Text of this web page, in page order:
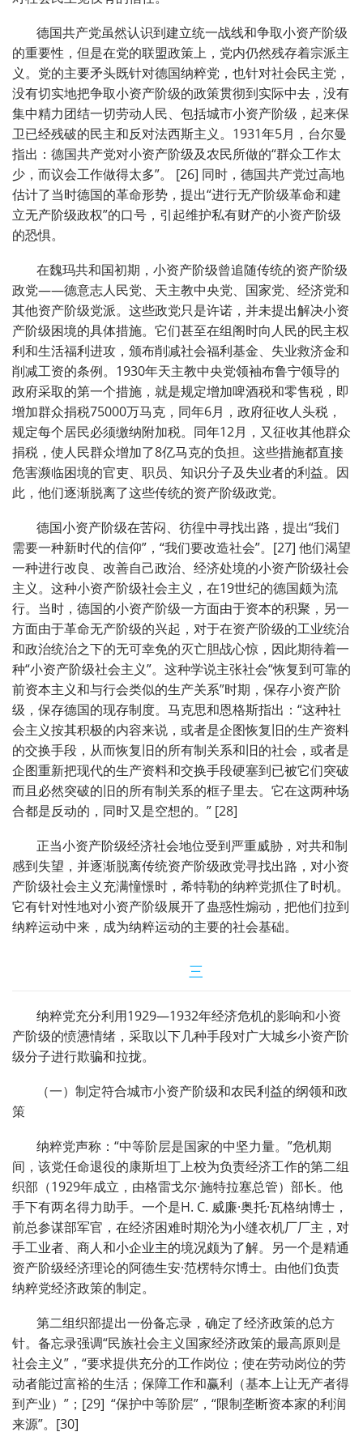
德国共产党虽然认识到建立统一战线和争取小资产阶级
的重要性，但是在党的联盟政策上，党内仍然残存着宗派主
义。党的主要矛头既针对德国纳粹党，也针对社会民主党，
没有切实地把争取小资产阶级的政策贯彻到实际中去，没有
集中精力团结一切劳动人民、包括城市小资产阶级，起来保
卫已经残破的民主和反对法西斯主义。1931年5月，台尔曼
指出：德国共产党对小资产阶级及农民所做的“群众工作太
少，而议会工作做得太多”。 [26] 同时，德国共产党过高地
估计了当时德国的革命形势，提出“进行无产阶级革命和建
立无产阶级政权”的口号，引起维护私有财产的小资产阶级
的恐惧。
在魏玛共和国初期，小资产阶级曾追随传统的资产阶级
政党——德意志人民党、天主教中央党、国家党、经济党和
其他资产阶级党派。这些政党只是许诺，并未提出解决小资
产阶级困境的具体措施。它们甚至在组阁时向人民的民主权
利和生活福利进攻，颁布削减社会福利基金、失业救济金和
削减工资的条例。1930年天主教中央党领袖布鲁宁领导的
政府采取的第一个措施，就是规定增加啤酒税和零售税，即
增加群众捐税75000万马克，同年6月，政府征收人头税，
规定每个居民必须缴纳附加税。同年12月，又征收其他群众
捐税，使人民群众增加了8亿马克的负担。这些措施都直接
危害濒临困境的官吏、职员、知识分子及失业者的利益。因
此，他们逐渐脱离了这些传统的资产阶级政党。
德国小资产阶级在苦闷、彷徨中寻找出路，提出“我们
需要一种新时代的信仰”，“我们要改造社会”。[27] 他们渴望
一种进行改良、改善自己政治、经济处境的小资产阶级社会
主义。这种小资产阶级社会主义，在19世纪的德国颇为流
行。当时，德国的小资产阶级一方面由于资本的积聚，另一
方面由于革命无产阶级的兴起，对于在资产阶级的工业统治
和政治统治之下的无可幸免的灭亡胆战心惊，因此期待着一
种“小资产阶级社会主义”。这种学说主张社会“恢复到可靠的
前资本主义和与行会类似的生产关系”时期，保存小资产阶
级，保存德国的现存制度。马克思和恩格斯指出：“这种社
会主义按其积极的内容来说，或者是企图恢复旧的生产资料
的交换手段，从而恢复旧的所有制关系和旧的社会，或者是
企图重新把现代的生产资料和交换手段硬塞到已被它们突破
而且必然突破的旧的所有制关系的框子里去。它在这两种场
合都是反动的，同时又是空想的。” [28]
正当小资产阶级经济社会地位受到严重威胁，对共和制
感到失望，并逐渐脱离传统资产阶级政党寻找出路，对小资
产阶级社会主义充满憧憬时，希特勒的纳粹党抓住了时机。
它有针对性地对小资产阶级展开了蛊惑性煽动，把他们拉到
纳粹运动中来，成为纳粹运动的主要的社会基础。
三
纳粹党充分利用1929—1932年经济危机的影响和小资
产阶级的愤懑情绪，采取以下几种手段对广大城乡小资产阶
级分子进行欺骗和拉拢。
（一）制定符合城市小资产阶级和农民利益的纲领和政
策
纳粹党声称：“中等阶层是国家的中坚力量。”危机期
间，该党任命退役的康斯坦丁上校为负责经济工作的第二组
织部（1929年成立，由格雷戈尔·施特拉塞总管）部长。他
手下有两名得力助手。一个是H. C. 威廉·奥托·瓦格纳博士，
前总参谋部军官，在经济困难时期沦为小缝衣机厂厂主，对
手工业者、商人和小企业主的境况颇为了解。另一个是精通
资产阶级经济理论的阿德生安·范楞特尔博士。由他们负责
纳粹党经济政策的制定。
第二组织部提出一份备忘录，确定了经济政策的总方
针。备忘录强调“民族社会主义国家经济政策的最高原则是
社会主义”，“要求提供充分的工作岗位；使在劳动岗位的劳
动者能过富裕的生活；保障工作和赢利（基本上让无产者得
到产业）”；[29] “保护中等阶层”，“限制垄断资本家的利润
来源”。[30]